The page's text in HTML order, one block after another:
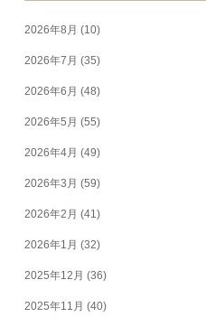
2026年8月 (10)
2026年7月 (35)
2026年6月 (48)
2026年5月 (55)
2026年4月 (49)
2026年3月 (59)
2026年2月 (41)
2026年1月 (32)
2025年12月 (36)
2025年11月 (40)